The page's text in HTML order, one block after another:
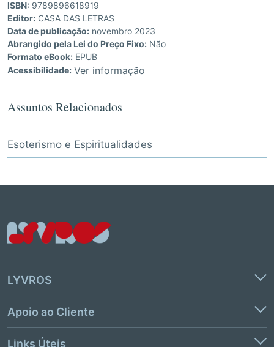
ISBN: 9789896618919
Editor: CASA DAS LETRAS
Data de publicação: novembro 2023
Abrangido pela Lei do Preço Fixo: Não
Formato eBook: EPUB
Acessibilidade: Ver informação
Assuntos Relacionados
Esoterismo e Espiritualidades
LYVROS
Apoio ao Cliente
Links Úteis